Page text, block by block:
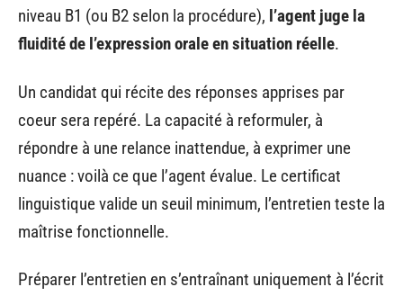
niveau B1 (ou B2 selon la procédure), l’agent juge la
fluidité de l’expression orale en situation réelle.
Un candidat qui récite des réponses apprises par
coeur sera repéré. La capacité à reformuler, à
répondre à une relance inattendue, à exprimer une
nuance : voilà ce que l’agent évalue. Le certificat
linguistique valide un seuil minimum, l’entretien teste la
maîtrise fonctionnelle.
Préparer l’entretien en s’entraînant uniquement à l’écrit